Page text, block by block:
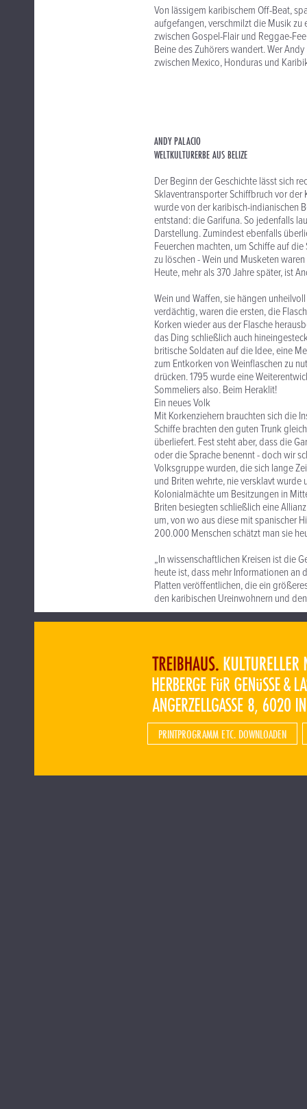
Von lässigem karibischem Off-Beat,
aufgefangen, verschmilzt die Musik
zwischen Gospel-Flair und Reggae-
Beine des Zuhörers wandert. Wer
zwischen Mexico, Honduras und
ANDY PALACIO
WELTKULTURERBE AUS BELIZE
Der Beginn der Geschichte lässt sich
Sklaventransporter Schiffbruch vor
wurde von der karibisch-indianischen
entstand: die Garifuna. So jedenfalls
Darstellung. Zumindest ebenfalls
Feuerchen machten, um Schiffe auf
zu löschen - Wein und Musketen
Heute, mehr als 370 Jahre später, ist
Wein und Waffen, sie hängen
verdächtig, waren die ersten, die
Korken wieder aus der Flasche
das Ding schließlich auch
britische Soldaten auf die Idee, eine
zum Entkorken von Weinflaschen zu
drücken. 1795 wurde eine
Sommeliers also. Beim Heraklit!
Ein neues Volk
Mit Korkenziehern brauchten sich die
Schiffe brachten den guten Trunk
überliefert. Fest steht aber, dass die
oder die Sprache benennt - doch wir
Volksgruppe wurden, die sich lange
und Briten wehrte, nie versklavt
Kolonialmächte um Besitzungen in
Briten besiegten schließlich eine
um, von wo aus diese mit spanischer
200.000 Menschen schätzt man sie
„In wissenschaftlichen Kreisen ist die
heute ist, dass mehr Informationen an
Platten veröffentlichen, die ein
den karibischen Ureinwohnern und
PRINTPROGRAMM ETC. DOWNLOADEN